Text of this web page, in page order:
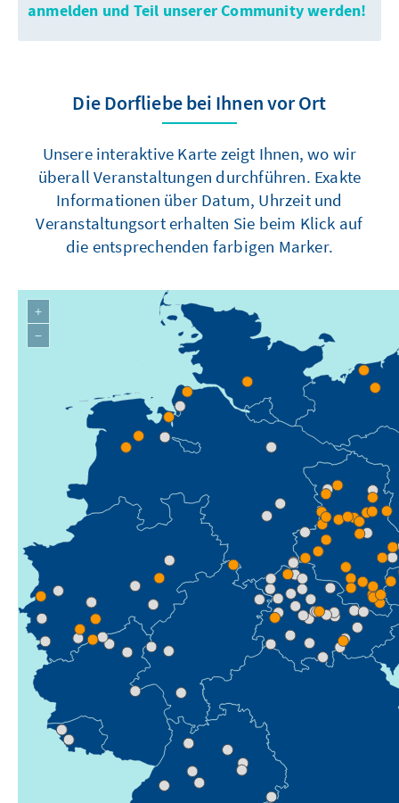
anmelden und Teil unserer Community werden!
Die Dorfliebe bei Ihnen vor Ort
Unsere interaktive Karte zeigt Ihnen, wo wir
überall Veranstaltungen durchführen. Exakte
Informationen über Datum, Uhrzeit und
Veranstaltungsort erhalten Sie beim Klick auf
die entsprechenden farbigen Marker.
+
−